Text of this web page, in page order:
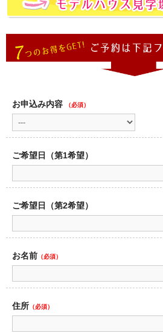
お申込み内容 （必須）
ご希望日（第1希望）
ご希望日（第2希望）
お名前 （必須）
住所 （必須）